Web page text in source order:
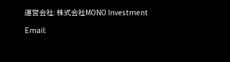
運営会社: 株式会社MONO Investment
Email: